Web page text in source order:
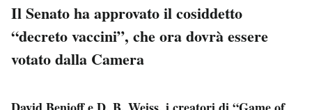
Il Senato ha approvato il cosiddetto
“decreto vaccini”, che ora dovrà essere
votato dalla Camera